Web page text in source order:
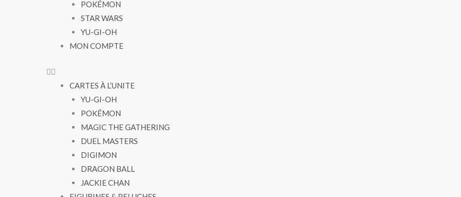
POKÉMON
STAR WARS
YU-GI-OH
MON COMPTE
CARTES À L’UNITE
YU-GI-OH
POKÉMON
MAGIC THE GATHERING
DUEL MASTERS
DIGIMON
DRAGON BALL
JACKIE CHAN